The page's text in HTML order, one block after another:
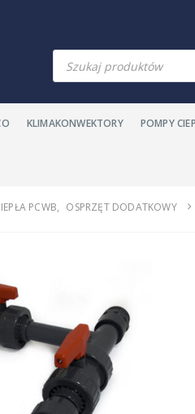
Wyszukiwarka
produktów
KLIMAKONWEKTORY POMPY
PCWB, OSPRZĘT DODATKOWY